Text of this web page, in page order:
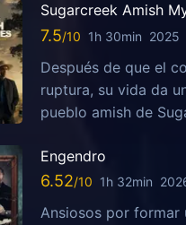
Sugarcreek Amish
7.5 1h 30min 2025
Después de que el
ruptura, su vida da
pueblo amish de
Engendro
6.52 1h 32min
Ansiosos por formar